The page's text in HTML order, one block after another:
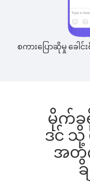
စကားပြောဆိုမှု ခေါင်း
မိုက်ခ
ဒင် သို့
အတွ